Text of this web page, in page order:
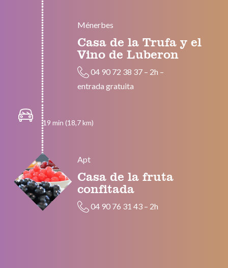
Ménerbes
Casa de la Trufa y el
Vino de Luberon
04 90 72 38 37 – 2h –
entrada gratuita
19 min (18,7 km)
Apt
Casa de la fruta
confitada
04 90 76 31 43 – 2h